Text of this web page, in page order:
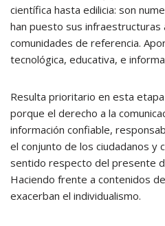
científica hasta edilicia: son
han puesto sus infraestructuras
comunidades de referencia.
tecnológica, educativa, e
Resulta prioritario en esta
porque el derecho a la
información confiable,
el conjunto de los ciudadanos y
sentido respecto del presente
Haciendo frente a contenidos
exacerban el individualismo.